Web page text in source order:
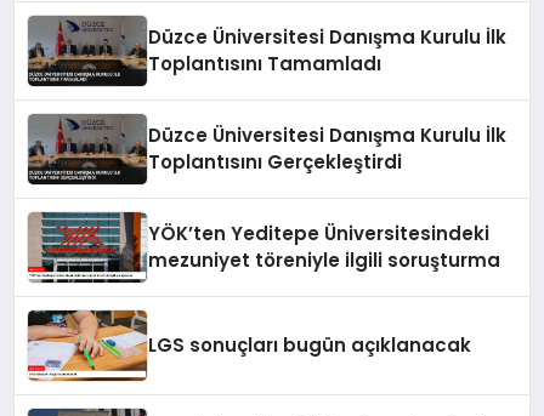
Düzce Üniversitesi Danışma Kurulu İlk
Toplantısını Tamamladı
Düzce Üniversitesi Danışma Kurulu İlk
Toplantısını Gerçekleştirdi
YÖK’ten Yeditepe Üniversitesindeki
mezuniyet töreniyle ilgili soruşturma
LGS sonuçları bugün açıklanacak